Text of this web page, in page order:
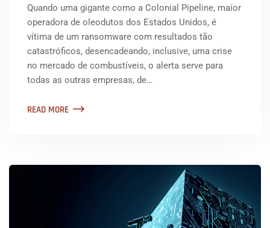
Quando uma gigante como a Colonial Pipeline, maior
operadora de oleodutos dos Estados Unidos, é
vítima de um ransomware com resultados tão
catastróficos, desencadeando, inclusive, uma crise
no mercado de combustíveis, o alerta serve para
todas as outras empresas, de…
READ MORE